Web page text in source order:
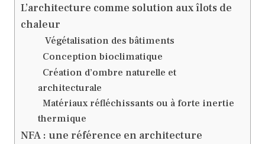
L’architecture comme solution aux îlots de
chaleur
Végétalisation des bâtiments
Conception bioclimatique
Création d’ombre naturelle et
architecturale
Matériaux réfléchissants ou à forte inertie
thermique
NFA : une référence en architecture